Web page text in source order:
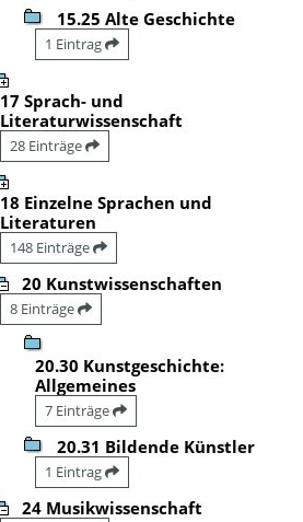
15.25 Alte Geschichte
1 Eintrag
17 Sprach- und
Literaturwissenschaft
28 Einträge
18 Einzelne Sprachen und
Literaturen
148 Einträge
20 Kunstwissenschaften
8 Einträge
20.30 Kunstgeschichte:
Allgemeines
7 Einträge
20.31 Bildende Künstler
1 Eintrag
24 Musikwissenschaft